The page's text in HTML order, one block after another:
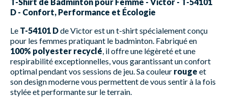
D - Confort, Performance et Écologie
Le T-54101 Dde Victor est un t-shirt spécialement conçu
pour les femmes pratiquant le badminton. Fabriqué en
100% polyester recyclé , il offre une légèreté et une
respirabilité exceptionnelles, vous garantissant un confort
optimal pendant vos sessions de jeu. Sa couleur rouge et
son design moderne vous permettent de vous sentir à la fois
stylée et performante sur le terrain.